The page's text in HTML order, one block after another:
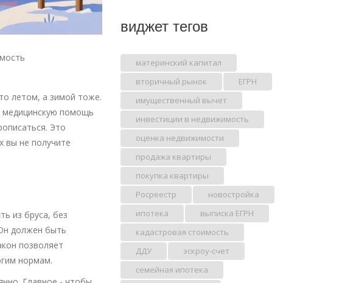
летом, а зимой тоже.
помощь
Это
вы не получите
из бруса, без
должен быть
позволяет
нормам.
виджет тегов
материнский капитал
вторичный рынок
ЕГРН
имущественный вычет
инвестиции в недвижимость
оценка недвижимости
продажа квартиры
покупка квартиры
Росреестр
новостройка
ипотека
выписка ЕГРН
кадастровая стоимость
ДДУ
эскроу-счет
семейная ипотека